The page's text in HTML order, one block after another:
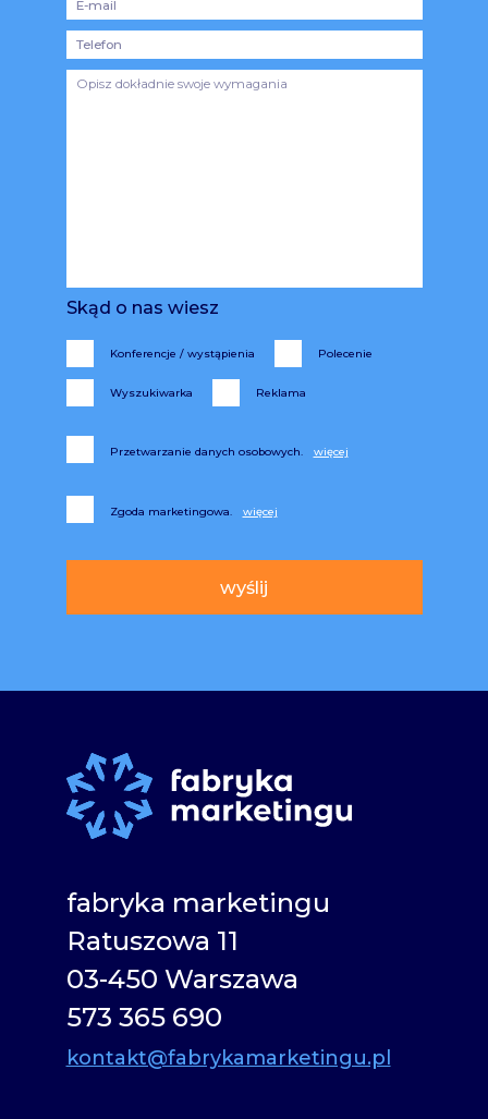
Skąd o nas wiesz
Konferencje / wystąpienia Polecenie
Wyszukiwarka Reklama
Przetwarzanie danych osobowych.
Zgoda marketingowa.
fabryka marketingu
Ratuszowa 11
03-450 Warszawa
573 365 690
kontakt@fabrykamarketingu.pl